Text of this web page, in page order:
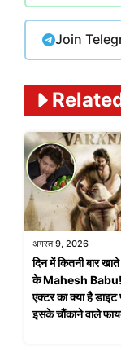
Join
अगस्त 9, 2026
दिन में कितनी बार
के Mahesh Babu!
एक्टर का क्या है डाइट
इसके चौंकाने वाले